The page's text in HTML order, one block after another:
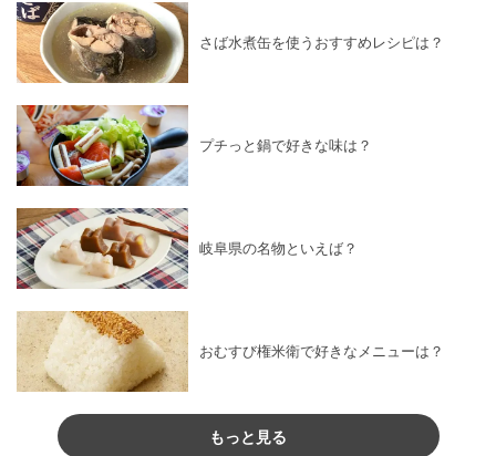
さば水煮缶を使うおすすめレシピは？
プチっと鍋で好きな味は？
岐阜県の名物といえば？
おむすび権米衛で好きなメニューは？
もっと見る